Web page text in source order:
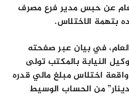
عن حبس مدير فرع مصرف
بتهمة الاختلاس.
في بيان عبر صفحته
النيابة بالمكتب تولى
اختلاس مبلغ مالي قدره
من الحساب الوسيط